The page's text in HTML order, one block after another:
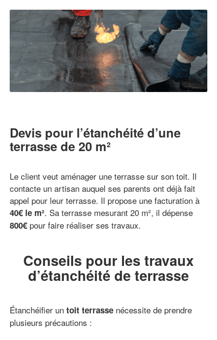
Devis pour l’étanchéité d’une
terrasse de 20 m²
Le client veut aménager une terrasse sur son toit. Il
contacte un artisan auquel ses parents ont déjà fait
appel pour leur terrasse. Il propose une facturation à
40€ le m². Sa terrasse mesurant 20 m², il dépense
800€ pour faire réaliser ses travaux.
Conseils pour les travaux
d’étanchéité de terrasse
Étanchéifier un toit terrasse nécessite de prendre
plusieurs précautions :